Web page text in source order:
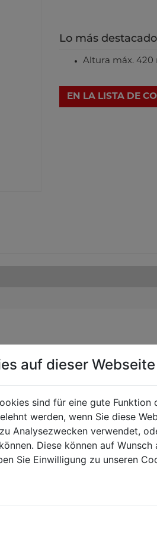
Lo más destacado
Altura máx. 420
EN LA LISTA DE
auf dieser Webseite
sind für eine gute Funktion
werden, wenn Sie diese
Analysezwecken verwendet,
Diese können auf
Sie Einwilligung zu unseren